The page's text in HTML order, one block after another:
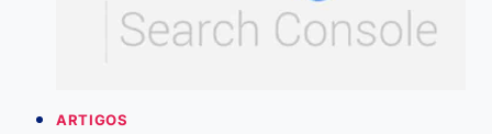
O
QUE
ARTIGOS